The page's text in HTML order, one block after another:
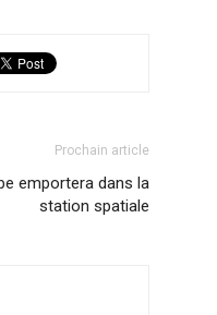
Prochain article
emportera dans la
station spatiale